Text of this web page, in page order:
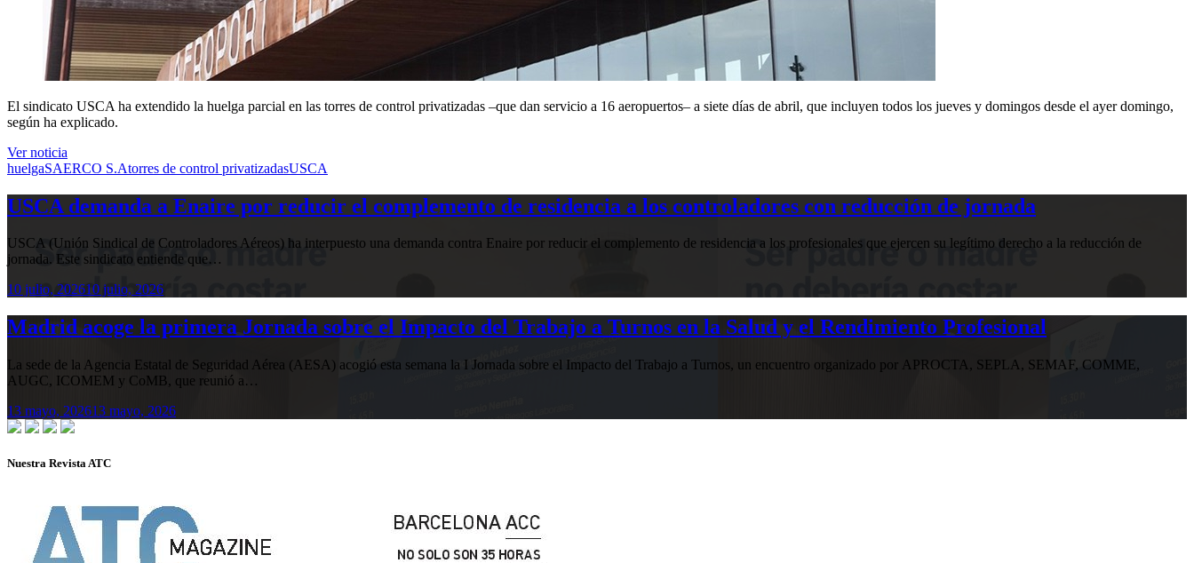
El sindicato USCA ha extendido la huelga parcial en las torres de control privatizadas –que dan servicio a 16 aeropuertos– a siete días de abril, que incluyen todos los jueves y domingos desde el ayer domingo,
según ha explicado.
Ver noticia
huelgaSAERCO S.Atorres de control privatizadasUSCA
USCA demanda a Enaire por reducir el complemento de residencia a los controladores con reducción de jornada
USCA (Unión Sindical de Controladores Aéreos) ha interpuesto una demanda contra Enaire por reducir el complemento de residencia a los profesionales que ejercen su legítimo derecho a la reducción de
jornada. Este sindicato entiende que…
10 julio, 202610 julio, 2026
Madrid acoge la primera Jornada sobre el Impacto del Trabajo a Turnos en la Salud y el Rendimiento Profesional
La sede de la Agencia Estatal de Seguridad Aérea (AESA) acogió esta semana la I Jornada sobre el Impacto del Trabajo a Turnos, un encuentro organizado por APROCTA, SEPLA, SEMAF, COMME,
AUGC, ICOMEM y CoMB, que reunió a…
13 mayo, 202613 mayo, 2026
Nuestra Revista ATC